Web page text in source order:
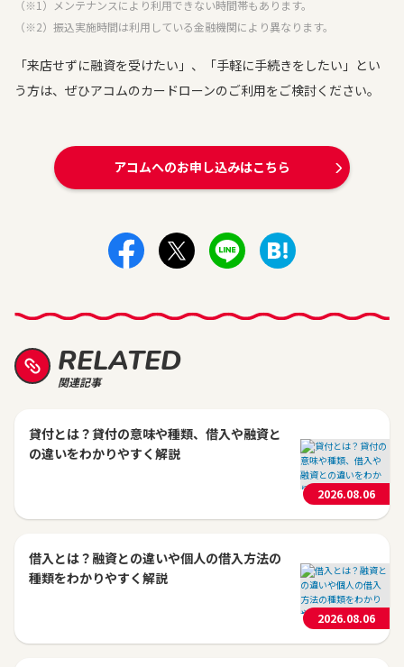
（※1）メンテナンスにより利用できない時間帯もあります。
（※2）振込実施時間は利用している金融機関により異なります。
「来店せずに融資を受けたい」、「手軽に手続きをしたい」とい
う方は、ぜひアコムのカードローンのご利用をご検討ください。
アコムへのお申し込みはこちら
RELATED
関連記事
貸付とは？貸付の意味や種類、借入や融資と
の違いをわかりやすく解説
2026.08.06
借入とは？融資との違いや個人の借入方法の
種類をわかりやすく解説
2026.08.06